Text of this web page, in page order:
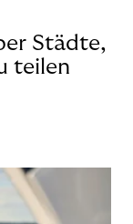
Städte,
teilen